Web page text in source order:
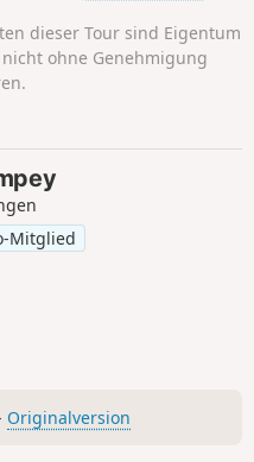
dieser Tour sind Eigentum
ohne Genehmigung
Mitglied
Originalversion